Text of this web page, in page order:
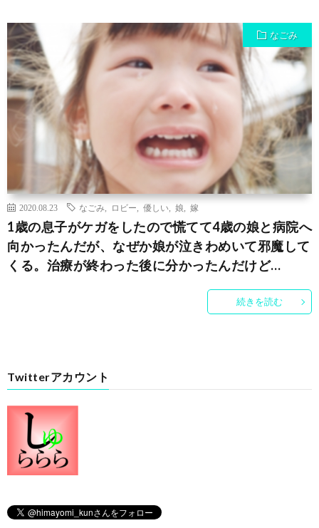
なごみ
2020.08.23 なごみ ロビー 優しい 娘 嫁
1歳の息子がケガをしたので慌てて4歳の娘と病院へ
向かったんだが、なぜか娘が泣きわめいて邪魔して
くる。治療が終わった後に分かったんだけど…
続きを読む
Twitterアカウント